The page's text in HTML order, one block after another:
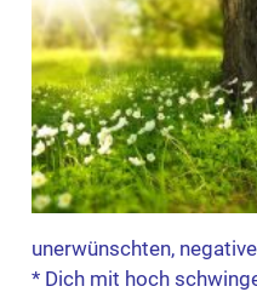
unerwünschten,
* Dich mit hoch